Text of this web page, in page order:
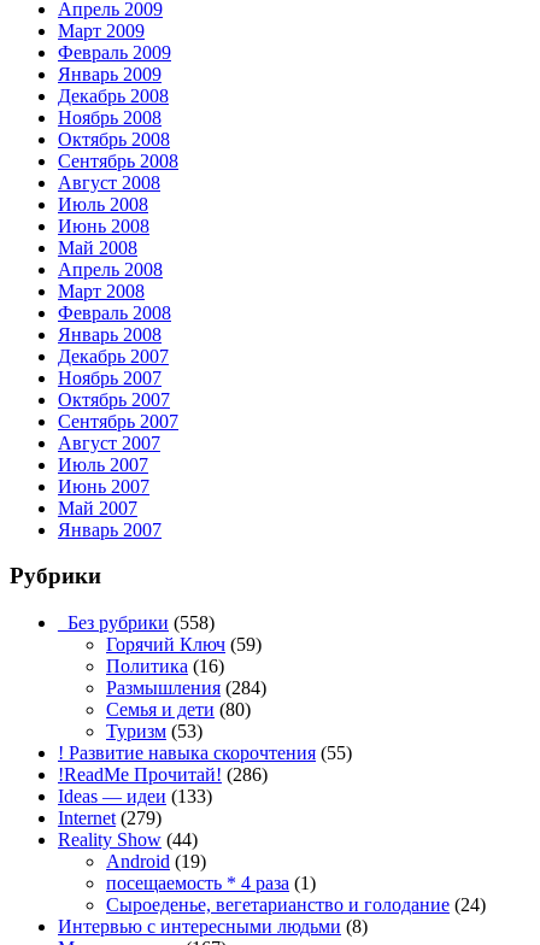
Апрель 2009
Март 2009
Февраль 2009
Январь 2009
Декабрь 2008
Ноябрь 2008
Октябрь 2008
Сентябрь 2008
Август 2008
Июль 2008
Июнь 2008
Май 2008
Апрель 2008
Март 2008
Февраль 2008
Январь 2008
Декабрь 2007
Ноябрь 2007
Октябрь 2007
Сентябрь 2007
Август 2007
Июль 2007
Июнь 2007
Май 2007
Январь 2007
Рубрики
_Без рубрики (558)
Горячий Ключ (59)
Политика (16)
Размышления (284)
Семья и дети (80)
Туризм (53)
! Развитие навыка скорочтения (55)
!ReadMe Прочитай! (286)
Ideas — идеи (133)
Internet (279)
Reality Show (44)
Android (19)
посещаемость * 4 раза (1)
Сыроеденье, вегетарианство и голодание (24)
Интервью с интересными людьми (8)